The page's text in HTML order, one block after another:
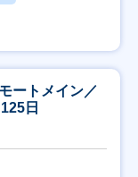
ートメイン／
日